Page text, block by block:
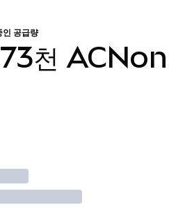
인 공급량
천 ACNon